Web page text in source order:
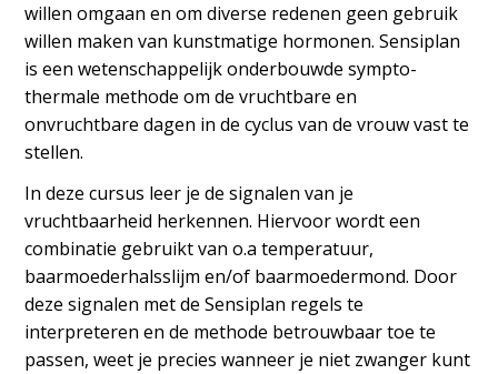
willen omgaan en om diverse redenen geen gebruik
willen maken van kunstmatige hormonen. Sensiplan
is een wetenschappelijk onderbouwde sympto-
thermale methode om de vruchtbare en
onvruchtbare dagen in de cyclus van de vrouw vast te
stellen.
In deze cursus leer je de signalen van je
vruchtbaarheid herkennen. Hiervoor wordt een
combinatie gebruikt van o.a temperatuur,
baarmoederhalsslijm en/of baarmoedermond. Door
deze signalen met de Sensiplan regels te
interpreteren en de methode betrouwbaar toe te
passen, weet je precies wanneer je niet zwanger kunt